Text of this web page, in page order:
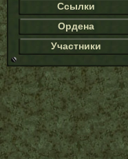
Ссылки
Ордена
Участники